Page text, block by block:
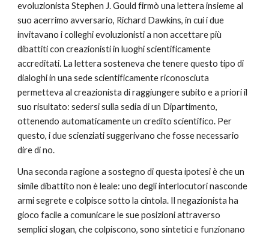
evoluzionista Stephen J. Gould firmò una lettera insieme al
suo acerrimo avversario, Richard Dawkins, in cui i due
invitavano i colleghi evoluzionisti a non accettare più
dibattiti con creazionisti in luoghi scientificamente
accreditati. La lettera sosteneva che tenere questo tipo di
dialoghi in una sede scientificamente riconosciuta
permetteva al creazionista di raggiungere subito e a priori il
suo risultato: sedersi sulla sedia di un Dipartimento,
ottenendo automaticamente un credito scientifico. Per
questo, i due scienziati suggerivano che fosse necessario
dire di no.
Una seconda ragione a sostegno di questa ipotesi è che un
simile dibattito non è leale: uno degli interlocutori nasconde
armi segrete e colpisce sotto la cintola. Il negazionista ha
gioco facile a comunicare le sue posizioni attraverso
semplici slogan, che colpiscono, sono sintetici e funzionano